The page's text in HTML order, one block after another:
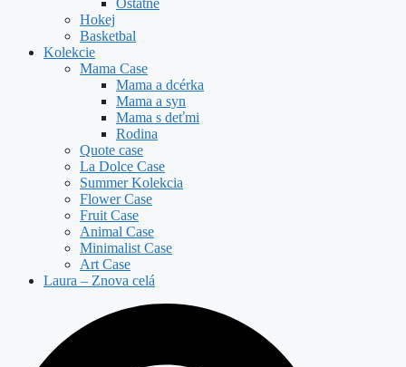
Hokej
Basketbal
Kolekcie
Mama Case
Mama a dcérka
Mama a syn
Mama s deťmi
Rodina
Quote case
La Dolce Case
Summer Kolekcia
Flower Case
Fruit Case
Animal Case
Minimalist Case
Art Case
Laura – Znova celá